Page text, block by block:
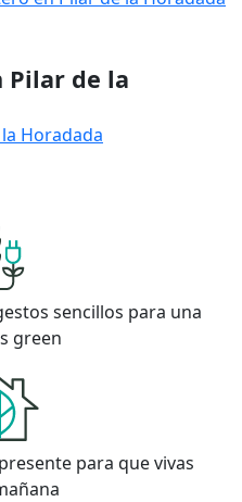
Pilar de la
Horadada
sencillos para una
green
para que vivas